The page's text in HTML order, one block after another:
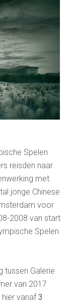
Spelen
reisden naar
met
jonge Chinese
voor
2008 van start
Spelen
tussen Galerie
van 2017
hier vanaf 3